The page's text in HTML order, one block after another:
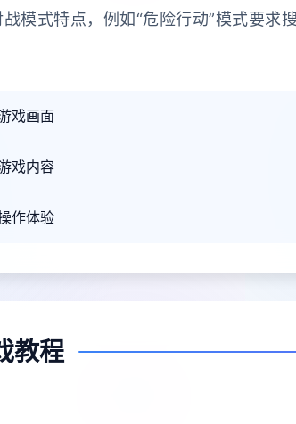
模式特点，例如“危险行动”模式要求
戏画面
戏内容
作体验
教程